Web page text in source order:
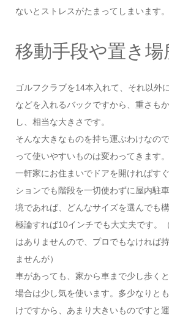
ないとストレスがたまってしまいます。
移動手段や置き場
ゴルフクラブを14本入れて、それ以外
などを入れるバックですから、重さも
し、相当な大きさです。
そんな大きなものを持ち運ぶわけなの
って使いやすいものは変わってきます。
一軒家にお住まいでドアを開ければす
ションでも階段を一切使わずに屋内駐
境であれば、どんなサイズを選んでも
極論すれば10インチでも大丈夫です。
はありませんので、プロでもなければ
ませんが）
車があっても、家から車まで少し歩く
場合は少し気を使います。多少なりと
けですから、あまり大きいものですと